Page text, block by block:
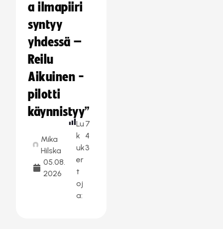
a ilmapiiri
syntyy
yhdessä –
Reilu
Aikuinen -
pilotti
käynnistyy”
Mika
Hilska
05.08.
2026
Lu
k
uk
er
t
oj
a:
7
4
3